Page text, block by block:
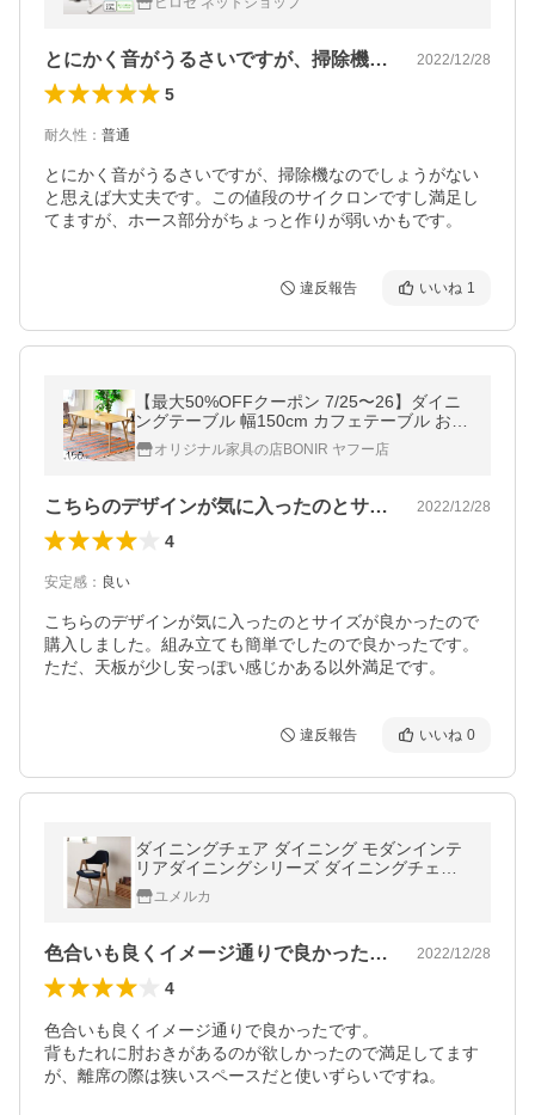
とにかく音がうるさいですが、掃除機なの… 2022/12/28
5
耐久性 ： 普通
とにかく音がうるさいですが、掃除機なのでしょうがない
と思えば大丈夫です。この値段のサイクロンですし満足し
てますが、ホース部分がちょっと作りが弱いかもです。
違反報告 いいね 1
【最大50%OFFクーポン 7/25〜26】ダイニ
ングテーブル 幅150cm カフェテーブル おし
ゃれ 高級 4人用 長方形 木製 脚 北欧家具
オリジナル家具の店BONIR ヤフー店
こちらのデザインが気に入ったのとサイズ… 2022/12/28
4
安定感 ： 良い
こちらのデザインが気に入ったのとサイズが良かったので
購入しました。組み立ても簡単でしたので良かったです。
ただ、天板が少し安っぽい感じかある以外満足です。
違反報告 いいね 0
ダイニングチェア ダイニング モダンインテ
リアダイニングシリーズ ダイニングチェア 2
脚組 ハイタイプ
ユメルカ
色合いも良くイメージ通りで良かったです… 2022/12/28
4
色合いも良くイメージ通りで良かったです。
背もたれに肘おきがあるのが欲しかったので満足してます
が、離席の際は狭いスペースだと使いずらいですね。